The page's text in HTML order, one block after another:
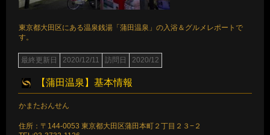
東京都大田区にある温泉銭湯「蒲田温泉」の入浴＆グルメレポートで
す。
最終更新日 2020/12/11 訪問日 2020/12
【蒲田温泉】基本情報
かまたおんせん
住所：〒144-0053 東京都大田区蒲田本町２丁目２３−２